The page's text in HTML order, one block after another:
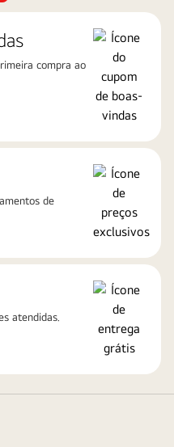
compra ao
de
atendidas.